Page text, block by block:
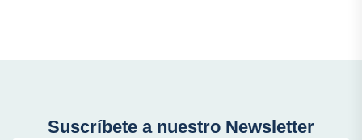
Suscríbete a nuestro Newsletter